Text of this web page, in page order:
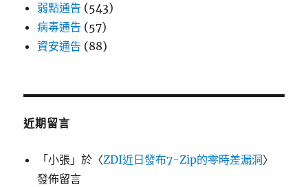
弱點通告 (543)
病毒通告 (57)
資安通告 (88)
近期留言
「小張 」於〈ZDI近日發布7-Zip的零時差漏洞〉
發佈留言